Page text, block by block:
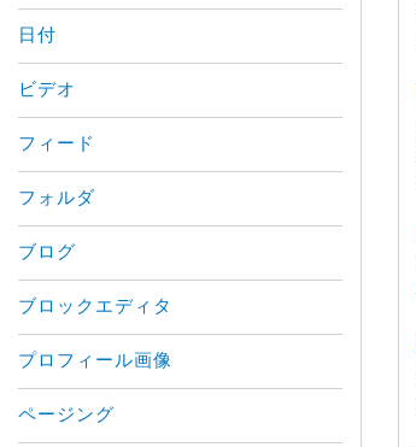
日付
ビデオ
フィード
フォルダ
ブログ
ブロックエディタ
プロフィール画像
ページング